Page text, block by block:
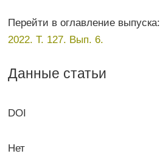
Перейти в оглавление выпуска:
2022. Т. 127. Вып. 6.
Данные статьи
DOI
Нет